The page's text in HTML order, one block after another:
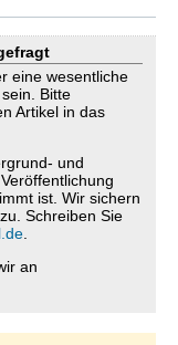
eine wesentliche
Bitte
Artikel in das
und
ist. Wir sichern
Schreiben Sie
an